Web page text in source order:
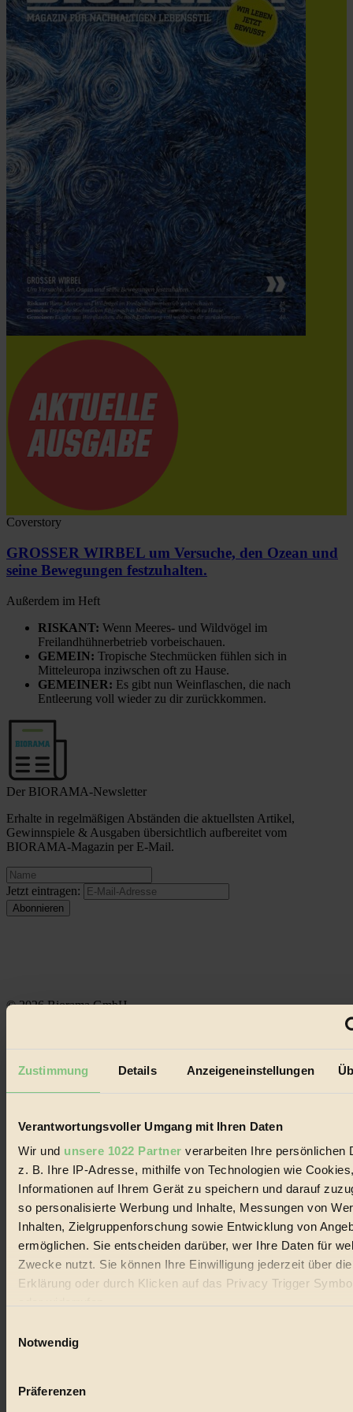
Zustimmung Details Anzeigeneinstellungen
Verantwortungsvoller Umgang mit Ihren Daten
Wir und unsere 1022 Partner verarbeiten Ihre persönlichen
z. B. Ihre IP-Adresse, mithilfe von Technologien wie
Informationen auf Ihrem Gerät zu speichern und darauf
so personalisierte Werbung und Inhalte, Messungen von
Inhalten, Zielgruppenforschung sowie Entwicklung von
ermöglichen. Sie entscheiden darüber, wer Ihre Daten für
Zwecke nutzt. Sie können Ihre Einwilligung jederzeit über
Erklärung oder durch Klicken auf das Privacy Trigger
Wenn Sie es erlauben, würden wir auch gerne:
Ihr Gerät durch aktives Scannen nach bestimmten
Notwendig
Präferenzen
Coverstory
GROSSER WIRBEL um Versuche, den Ozean und
seine Bewegungen festzuhalten.
Außerdem im Heft
RISKANT: Wenn Meeres- und Wildvögel im
Freilandhühnerbetrieb vorbeischauen.
GEMEIN: Tropische Stechmücken fühlen sich in
Mitteleuropa inziwschen oft zu Hause.
GEMEINER: Es gibt nun Weinflaschen, die nach
Entleerung voll wieder zu dir zurückkommen.
Der BIORAMA-Newsletter
Erhalte in regelmäßigen Abständen die aktuellsten Artikel,
Gewinnspiele & Ausgaben übersichtlich aufbereitet vom
BIORAMA-Magazin per E-Mail.
Jetzt eintragen:
© 2026 Biorama GmbH
Datenschutz
Handels mit Bioprodukten, des Fair-Trade sowie der Branche
alternativer Energien.
Social Media
22.601 Fans auf Facebook
Folge uns auf Instagram
Themen
Bio
#
Vegan